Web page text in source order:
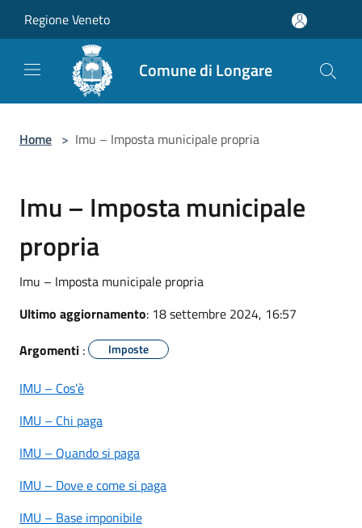
Regione Veneto
Comune di Longare
Home > Imu – Imposta municipale propria
Imu – Imposta municipale
propria
Imu – Imposta municipale propria
Ultimo aggiornamento: 18 settembre 2024, 16:57
Argomenti : Imposte
IMU – Cos’è
IMU – Chi paga
IMU – Quando si paga
IMU – Dove e come si paga
IMU – Base imponibile